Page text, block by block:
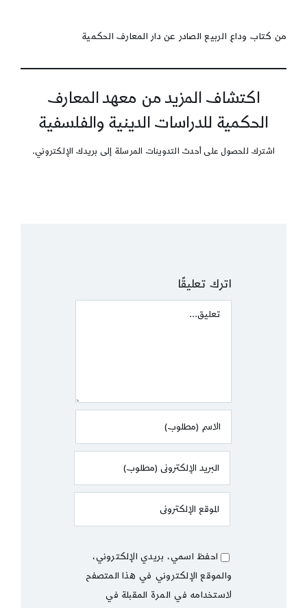
من كتاب وداع الربيع الصادر عن دار المعارف الحكمية
اكتشاف المزيد من معهد المعارف
الحكمية للدراسات الدينية والفلسفية
اشترك للحصول على أحدث التدوينات المرسلة إلى بريدك الإلكتروني.
اترك تعليقًا
Comment
احفظ اسمي، بريدي الإلكتروني،
والموقع الإلكتروني في هذا المتصفح
لاستخدامه في المرة المقبلة في